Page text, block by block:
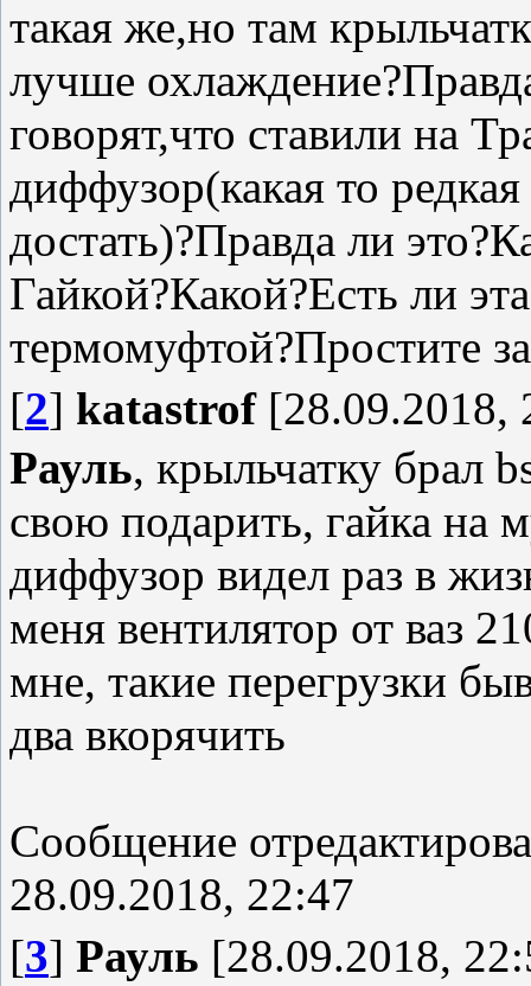
такая же,но там
лучше
говорят,что ставили на
диффузор(какая то
достать)?Правда ли
Гайкой?Какой?Есть ли
термомуфтой?Простите
[2] katastrof[28.09.2018,
Рауль, крыльчатку брал
свою подарить, гайка на
диффузор видел раз в
меня вентилятор от ваз
мне, такие перегрузки
два вкорячить
Сообщение
28.09.2018, 22:47
[3] Рауль [28.09.2018,